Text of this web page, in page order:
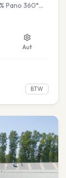
Pano 360°
Aut
BTW